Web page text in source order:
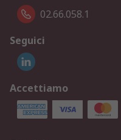
02.66.058.1
Seguici
Accettiamo